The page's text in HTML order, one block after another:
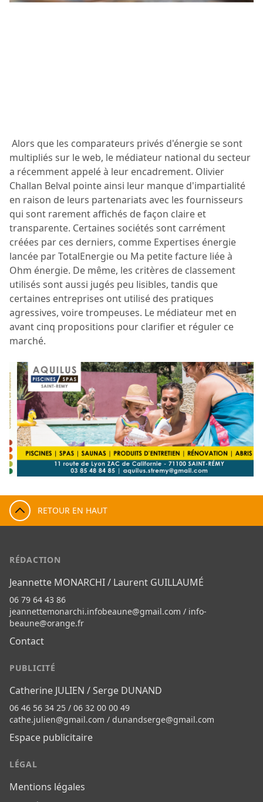
Alors que les comparateurs privés d'énergie se sont
multipliés sur le web, le médiateur national du secteur
a récemment appelé à leur encadrement. Olivier
Challan Belval pointe ainsi leur manque d'impartialité
en raison de leurs partenariats avec les fournisseurs
qui sont rarement affichés de façon claire et
transparente. Certaines sociétés sont carrément
créées par ces derniers, comme Expertises énergie
lancée par TotalEnergie ou Ma petite facture liée à
Ohm énergie. De même, les critères de classement
utilisés sont aussi jugés peu lisibles, tandis que
certaines entreprises ont utilisé des pratiques
agressives, voire trompeuses. Le médiateur met en
avant cinq propositions pour clarifier et réguler ce
marché.
RETOUR EN HAUT
RÉDACTION
Jeannette MONARCHI / Laurent GUILLAUMÉ
06 79 64 43 86
jeannettemonarchi.infobeaune@gmail.com / info-
beaune@orange.fr
Contact
PUBLICITÉ
Catherine JULIEN / Serge DUNAND
06 46 56 34 25 / 06 32 00 00 49
cathe.julien@gmail.com / dunandserge@gmail.com
Espace publicitaire
LÉGAL
Mentions légales